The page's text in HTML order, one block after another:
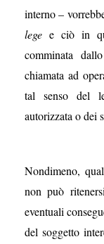
interno –
lege e ciò in
comminata
chiamata ad
tal senso del
autorizzata o dei
Nondimeno,
non può
eventuali
del soggetto